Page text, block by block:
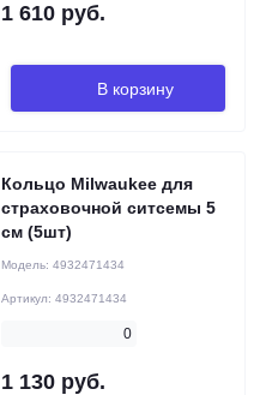
1 610 руб.
В корзину
Кольцо Milwaukee для
страховочной ситсемы 5
см (5шт)
Модель: 4932471434
Артикул: 4932471434
0
1 130 руб.